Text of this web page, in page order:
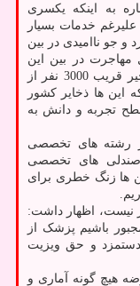
به اینکه یکسری
خدمات بسیار
جو ناامیدی در بین
مهاجرت در بین این
قشر دانست و اظهار داشت: طی سالهای اخیر قریب 3000 نفر از
این ها ذخایر کشور
تجربه و دانش به
رشته های تخصصی
سال جاری ۵۰ درصد صندلی های تخصصی
ها زنگ خطری برای
نیست، اظهار داشت:
باشیم پزشک از
دستمزد و حق ویزیت
هیچ گونه آماری و